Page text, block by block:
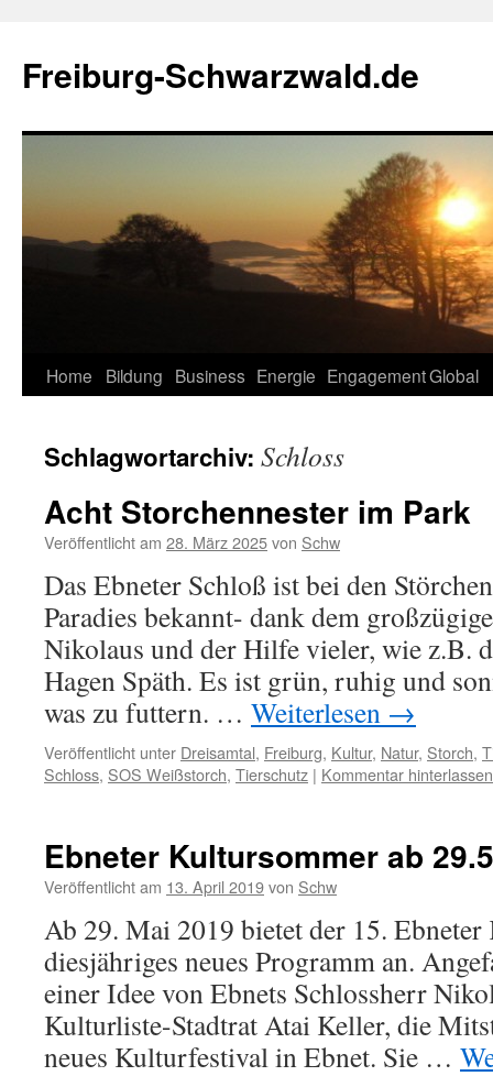
springen
Freiburg-Schwarzwald.de
Home Bildung Business Energie EngagementGlobal
Schlagwortarchiv: Schloss
Acht Storchennester im Park
Veröffentlicht am 28. März 2025von Schw
Das Ebneter Schloß ist bei den
Paradies bekannt- dank dem
Nikolaus und der Hilfe vieler, wie z.B.
Hagen Späth. Es ist grün, ruhig und
was zu futtern. … Weiterlesen →
Veröffentlicht unter Dreisamtal, Freiburg, Kultur, Natur, Storch,
Schloss, SOS Weißstorch, Tierschutz | Kommentar hinterlassen
Ebneter Kultursommer ab
Veröffentlicht am 13. April 2019von Schw
Ab 29. Mai 2019 bietet der 15.
diesjähriges neues Programm an.
einer Idee von Ebnets Schlossherr
Kulturliste-Stadtrat Atai Keller, die
neues Kulturfestival in Ebnet. Sie …